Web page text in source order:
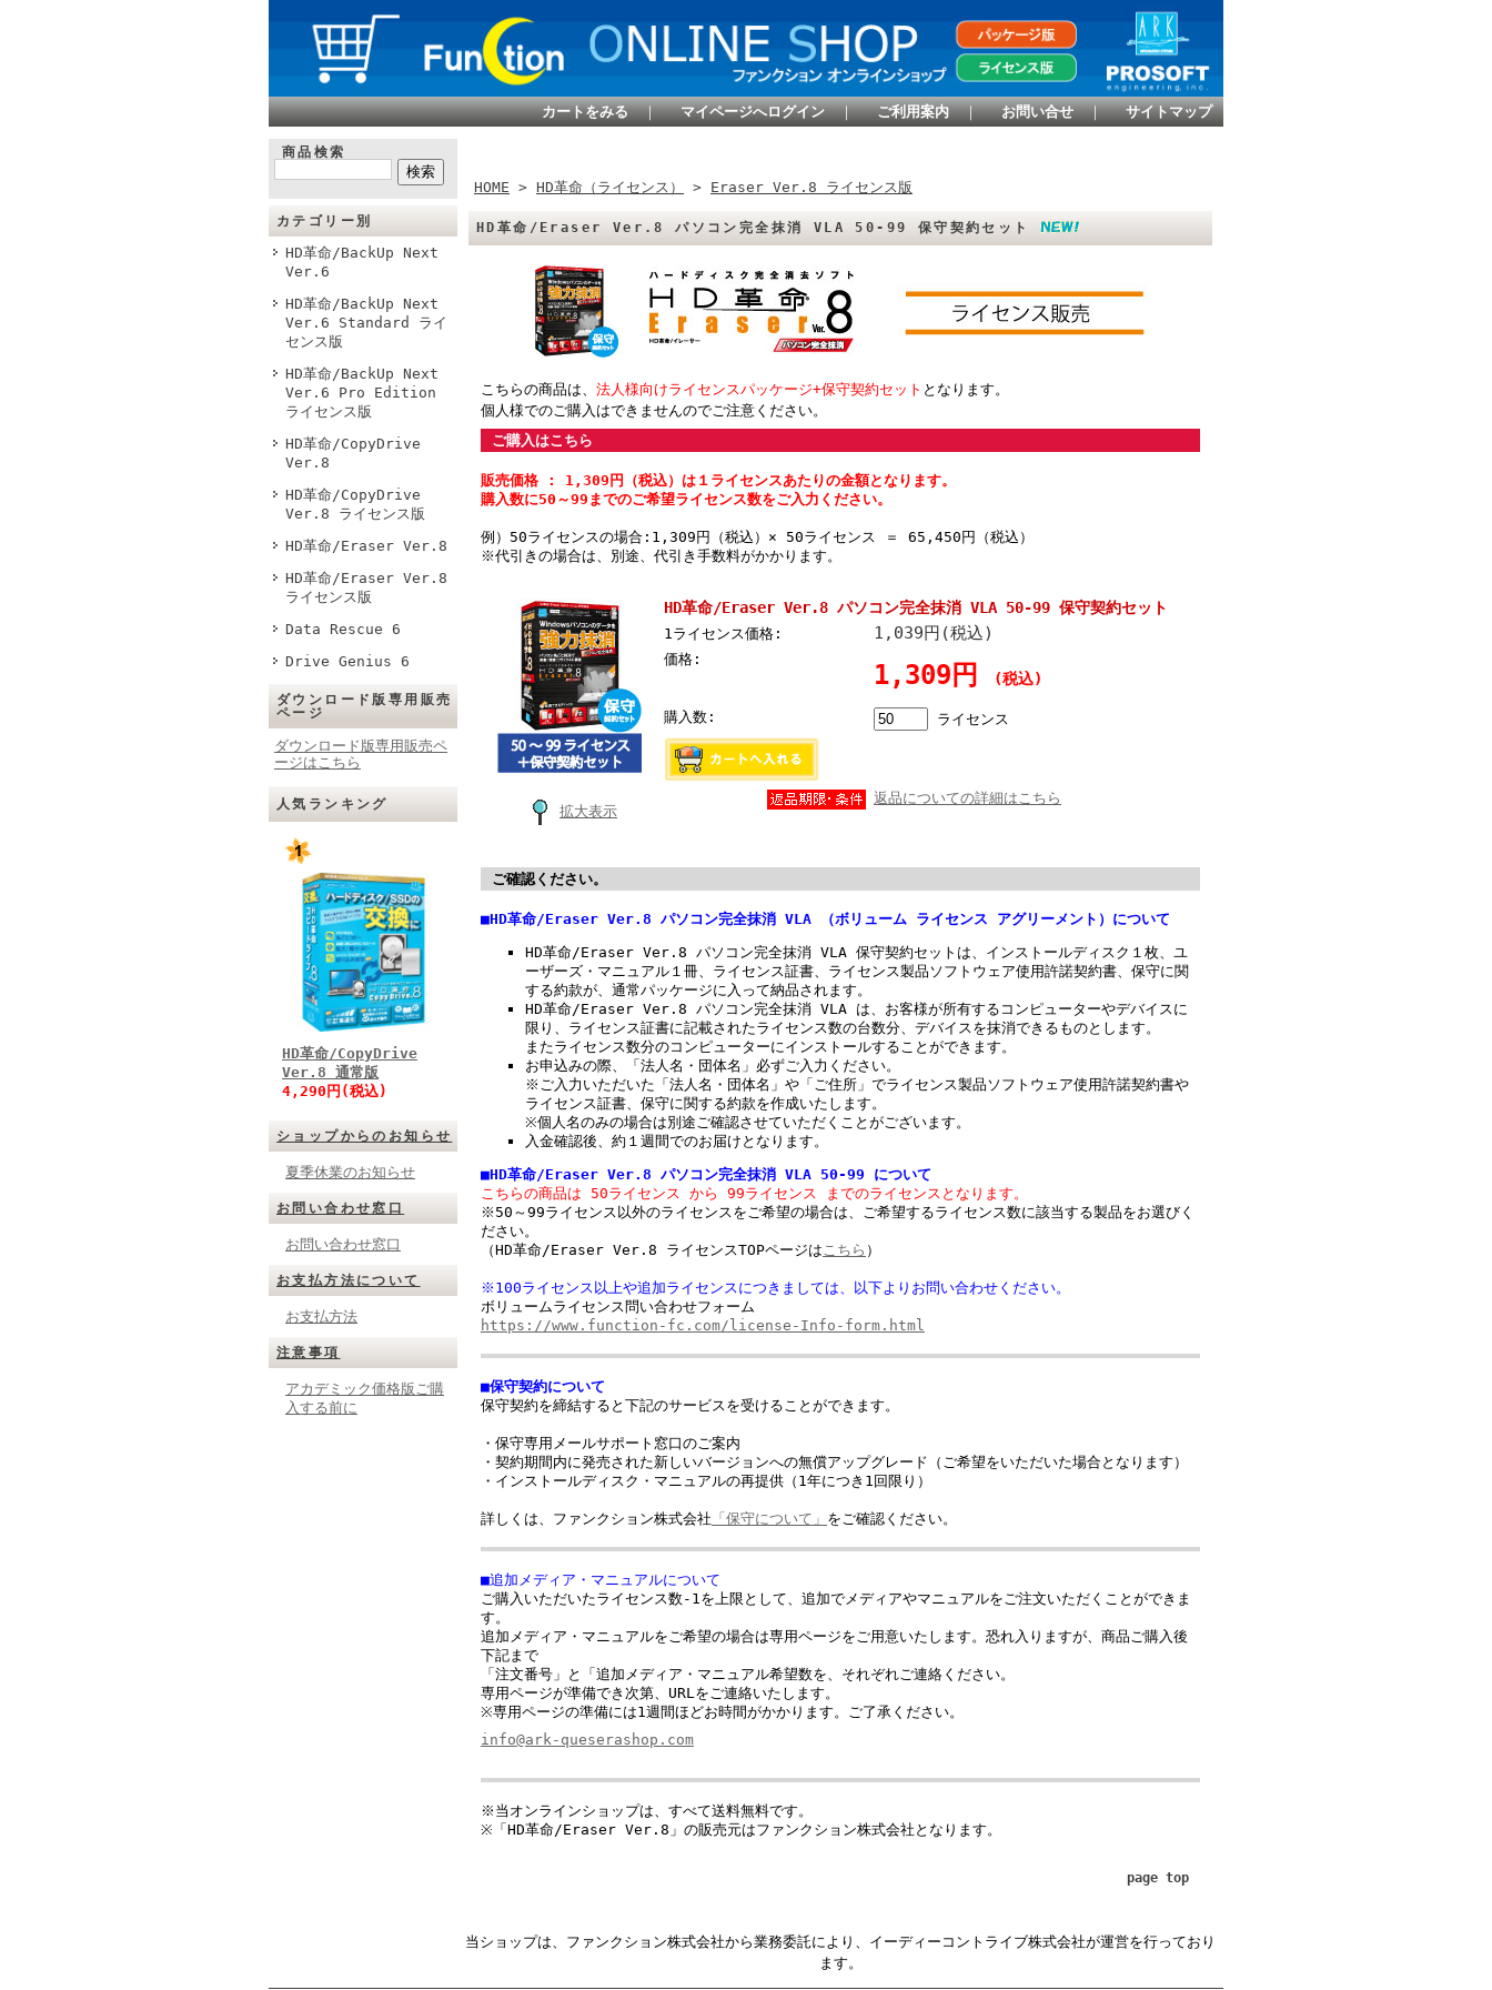
カートをみる ｜ マイページへログイン ｜ ご利用案内 ｜ お問い合せ ｜ サイトマップ
商品検索
カテゴリー別
HD革命/BackUp Next
Ver.6
HD革命/BackUp Next
Ver.6 Standard ライ
センス版
HD革命/BackUp Next
Ver.6 Pro Edition
ライセンス版
HD革命/CopyDrive
Ver.8
HD革命/CopyDrive
Ver.8 ライセンス版
HD革命/Eraser Ver.8
HD革命/Eraser Ver.8
ライセンス版
Data Rescue 6
Drive Genius 6
ダウンロード版専用販売
ページ
ダウンロード版専用販売ペ
ージはこちら
人気ランキング
HD革命/CopyDrive
Ver.8 通常版
4,290円(税込)
ショップからのお知らせ
夏季休業のお知らせ
お問い合わせ窓口
お問い合わせ窓口
お支払方法について
お支払方法
注意事項
アカデミック価格版ご購
入する前に
HOME > HD革命（ライセンス） > Eraser Ver.8 ライセンス版
HD革命/Eraser Ver.8 パソコン完全抹消 VLA 50-99 保守契約セット
こちらの商品は、 法人様向けライセンスパッケージ+保守契約セット となります。
個人様でのご購入はできませんのでご注意ください。
ご購入はこちら
販売価格 : 1,309円（税込）は１ライセンスあたりの金額となります。
購入数に50～99までのご希望ライセンス数をご入力ください。
例）50ライセンスの場合:1,309円（税込）× 50ライセンス ＝ 65,450円（税込）
※代引きの場合は、別途、代引き手数料がかかります。
拡大表示
HD革命/Eraser Ver.8 パソコン完全抹消 VLA 50-99 保守契約セット
1ライセンス価格: 1,039円(税込)
価格:
1,309円 (税込)
購入数: ライセンス
返品についての詳細はこちら
ご確認ください。
■HD革命/Eraser Ver.8 パソコン完全抹消 VLA （ボリューム ライセンス アグリーメント）について
HD革命/Eraser Ver.8 パソコン完全抹消 VLA 保守契約セットは、インストールディスク１枚、ユ
ーザーズ・マニュアル１冊、ライセンス証書、ライセンス製品ソフトウェア使用許諾契約書、保守に関
する約款が、通常パッケージに入って納品されます。
HD革命/Eraser Ver.8 パソコン完全抹消 VLA は、お客様が所有するコンピューターやデバイスに
限り、ライセンス証書に記載されたライセンス数の台数分、デバイスを抹消できるものとします。
またライセンス数分のコンピューターにインストールすることができます。
お申込みの際、「法人名・団体名」必ずご入力ください。
※ご入力いただいた「法人名・団体名」や「ご住所」でライセンス製品ソフトウェア使用許諾契約書や
ライセンス証書、保守に関する約款を作成いたします。
※個人名のみの場合は別途ご確認させていただくことがございます。
入金確認後、約１週間でのお届けとなります。
■HD革命/Eraser Ver.8 パソコン完全抹消 VLA 50-99 について
こちらの商品は 50ライセンス から 99ライセンス までのライセンスとなります。
※50～99ライセンス以外のライセンスをご希望の場合は、ご希望するライセンス数に該当する製品をお選びく
ださい。
（HD革命/Eraser Ver.8 ライセンスTOPページは こちら ）
※100ライセンス以上や追加ライセンスにつきましては、以下よりお問い合わせください。
ボリュームライセンス問い合わせフォーム
https://www.function-fc.com/license-Info-form.html
■保守契約について
保守契約を締結すると下記のサービスを受けることができます。
・保守専用メールサポート窓口のご案内
・契約期間内に発売された新しいバージョンへの無償アップグレード（ご希望をいただいた場合となります）
・インストールディスク・マニュアルの再提供（1年につき1回限り）
詳しくは、ファンクション株式会社 「保守について」 をご確認ください。
■追加メディア・マニュアルについて
ご購入いただいたライセンス数-1を上限として、追加でメディアやマニュアルをご注文いただくことができま
す。
追加メディア・マニュアルをご希望の場合は専用ページをご用意いたします。恐れ入りますが、商品ご購入後
下記まで
「注文番号」と「追加メディア・マニュアル希望数を、それぞれご連絡ください。
専用ページが準備でき次第、URLをご連絡いたします。
※専用ページの準備には1週間ほどお時間がかかります。ご了承ください。
info@ark-queserashop.com
※当オンラインショップは、すべて送料無料です。
※「HD革命/Eraser Ver.8」の販売元はファンクション株式会社となります。
page top
当ショップは、ファンクション株式会社から業務委託により、イーディーコントライブ株式会社が運営を行っており
ます。